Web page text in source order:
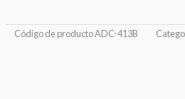
Código de productoADC-413B